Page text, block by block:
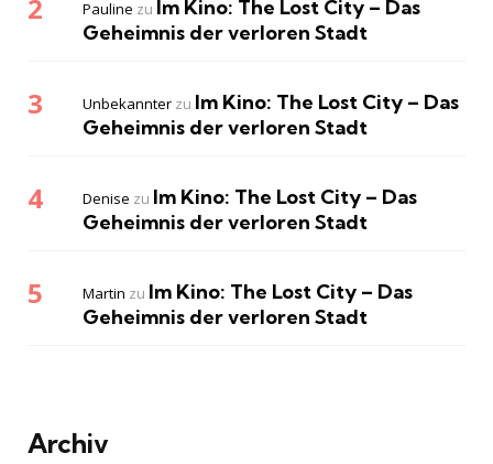
Pauline zu Im Kino: The Lost City – Das
Geheimnis der verloren Stadt
Unbekannter zu Im Kino: The Lost City – Das
Geheimnis der verloren Stadt
Denise zu Im Kino: The Lost City – Das
Geheimnis der verloren Stadt
Martin zu Im Kino: The Lost City – Das
Geheimnis der verloren Stadt
Archiv